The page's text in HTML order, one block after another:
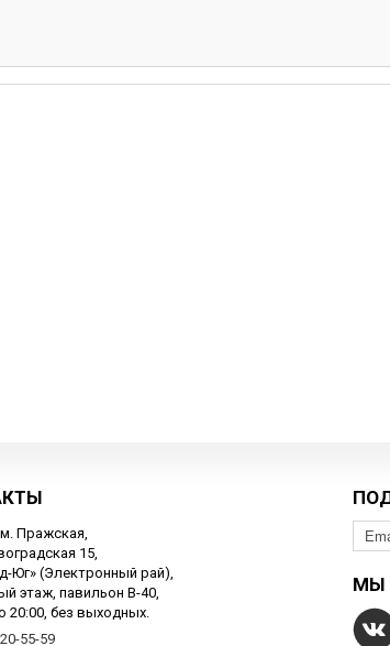
Пражская,
15,
Юг» (Электронный рай),
этаж, павильон В-40,
20:00, без выходных.
55-59
МЫ